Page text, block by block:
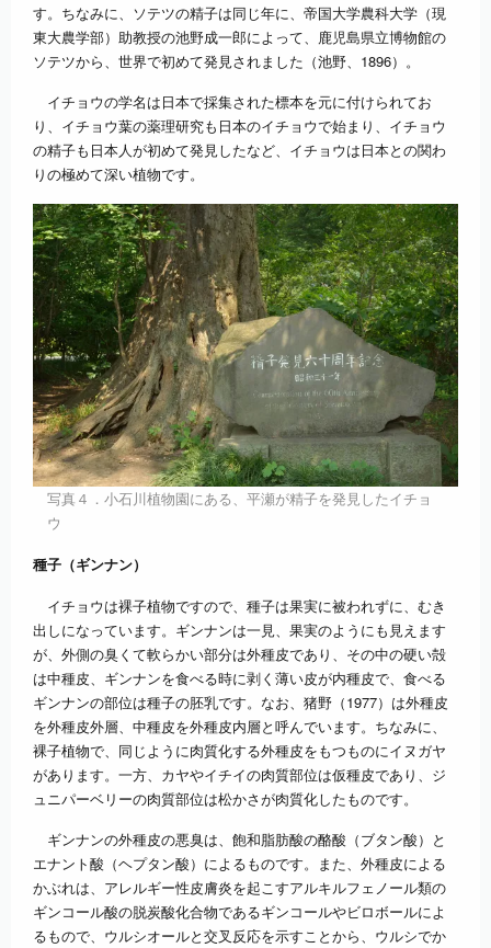
す。ちなみに、ソテツの精子は同じ年に、帝国大学農科大学（現
東大農学部）助教授の池野成一郎によって、鹿児島県立博物館の
ソテツから、世界で初めて発見されました（池野、1896）。
イチョウの学名は日本で採集された標本を元に付けられてお
り、イチョウ葉の薬理研究も日本のイチョウで始まり、イチョウ
の精子も日本人が初めて発見したなど、イチョウは日本との関わ
りの極めて深い植物です。
写真４．小石川植物園にある、平瀬が精子を発見したイチョ
ウ
種子（ギンナン）
イチョウは裸子植物ですので、種子は果実に被われずに、むき
出しになっています。ギンナンは一見、果実のようにも見えます
が、外側の臭くて軟らかい部分は外種皮であり、その中の硬い殻
は中種皮、ギンナンを食べる時に剥く薄い皮が内種皮で、食べる
ギンナンの部位は種子の胚乳です。なお、猪野（1977）は外種皮
を外種皮外層、中種皮を外種皮内層と呼んでいます。ちなみに、
裸子植物で、同じように肉質化する外種皮をもつものにイヌガヤ
があります。一方、カヤやイチイの肉質部位は仮種皮であり、ジ
ュニパーベリーの肉質部位は松かさが肉質化したものです。
ギンナンの外種皮の悪臭は、飽和脂肪酸の酪酸（ブタン酸）と
エナント酸（ヘプタン酸）によるものです。また、外種皮による
かぶれは、アレルギー性皮膚炎を起こすアルキルフェノール類の
ギンコール酸の脱炭酸化合物であるギンコールやビロボールによ
るもので、ウルシオールと交叉反応を示すことから、ウルシでか